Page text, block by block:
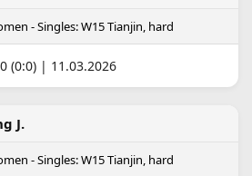
- Singles: W15 Tianjin, hard
(0:0) | 11.03.2026
J.
- Singles: W15 Tianjin, hard